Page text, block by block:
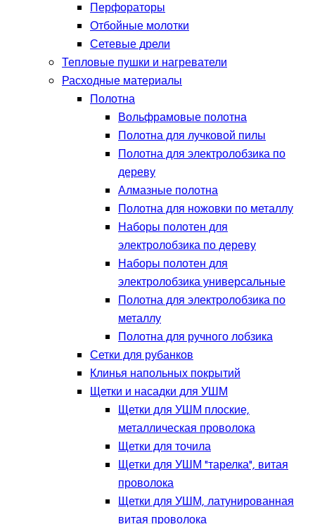
Перфораторы
Отбойные молотки
Сетевые дрели
Тепловые пушки и нагреватели
Расходные материалы
Полотна
Вольфрамовые полотна
Полотна для лучковой пилы
Полотна для электролобзика по
дереву
Алмазные полотна
Полотна для ножовки по металлу
Наборы полотен для
электролобзика по дереву
Наборы полотен для
электролобзика универсальные
Полотна для электролобзика по
металлу
Полотна для ручного лобзика
Сетки для рубанков
Клинья напольных покрытий
Щетки и насадки для УШМ
Щетки для УШМ плоские,
металлическая проволока
Щетки для точила
Щетки для УШМ "тарелка", витая
проволока
Щетки для УШМ, латунированная